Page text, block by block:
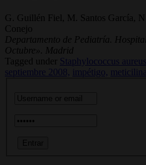
G. Guillén Fiel, M. Santos García,
Conejo
Departamento de Pediatría.
Octubre». Madrid
Tagged under
Staphylococcus aureus,
septiembre 2008,
impétigo, meticilina,